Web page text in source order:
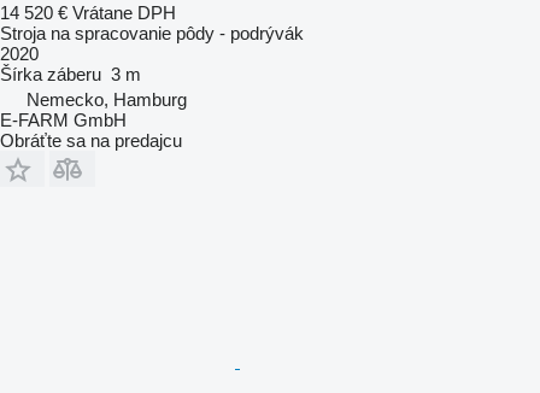
14 520 € Vrátane DPH
Stroja na spracovanie pôdy - podrývák
2020
Šírka záberu 3 m
Nemecko, Hamburg
E-FARM GmbH
Obráťte sa na predajcu